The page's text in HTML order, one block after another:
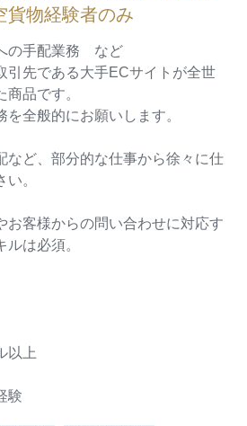
貨物経験者のみ
の手配業務 など
先である大手ECサイトが全世
品です。
全般的にお願いします。
ど、部分的な仕事から徐々に仕
。
客様からの問い合わせに対応す
は必須。
以上
験